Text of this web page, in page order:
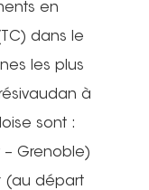
en
dans le
les plus
à
sont :
– Grenoble)
(au départ